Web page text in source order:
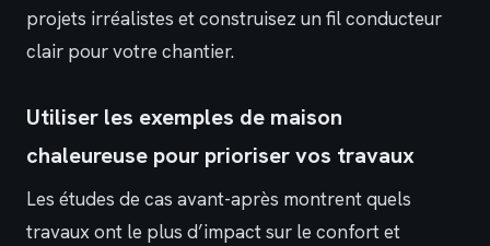
projets irréalistes et construisez un fil conducteur
clair pour votre chantier.
Utiliser les exemples de maison
chaleureuse pour prioriser vos travaux
Les études de cas avant-après montrent quels
travaux ont le plus d’impact sur le confort et